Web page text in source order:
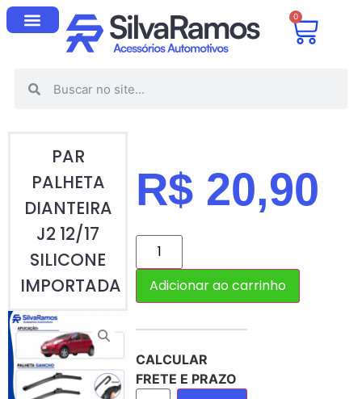
0
PAR
PALHETA
DIANTEIRA
J2 12/17
SILICONE
IMPORTADA
R$ 20,90
Adicionar ao carrinho
CALCULAR
FRETE E PRAZO